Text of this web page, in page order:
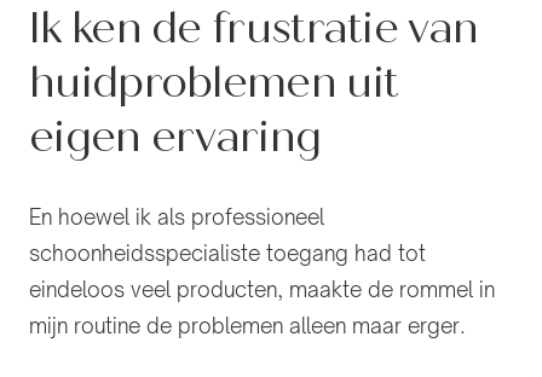
Ik ken de frustratie van
huidproblemen uit
eigen ervaring
En hoewel ik als professioneel
schoonheidsspecialiste toegang had tot
eindeloos veel producten, maakte de rommel in
mijn routine de problemen alleen maar erger.